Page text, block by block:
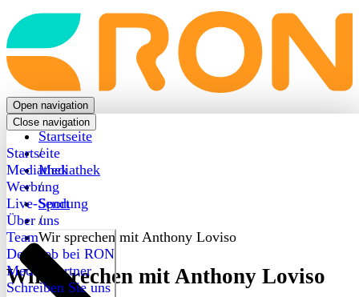
Back
to
frontpage
Open navigation
Close navigation
Startseite
Mediathek
Werbung
Live-Sendung
Über uns
Team
Dein Job bei RON
Medienpartner
Schreiben Sie uns
Startseite
/
Mediathek
/
Sport
/
Wir sprechen mit Anthony Loviso
Wir sprechen mit Anthony Loviso